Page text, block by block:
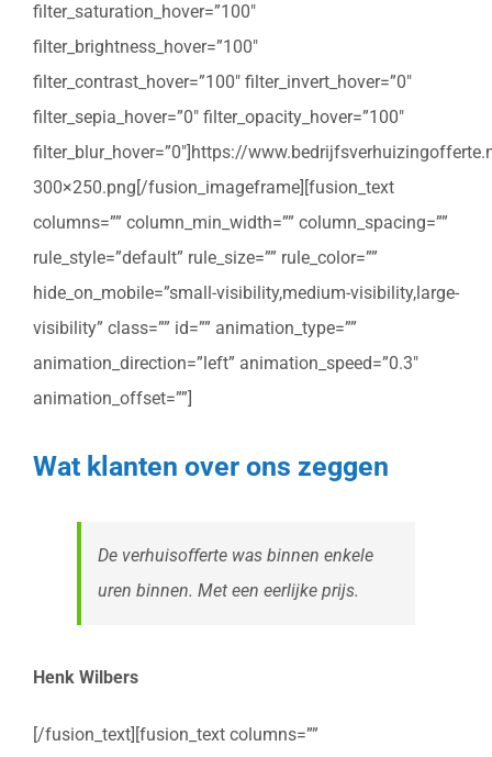
filter_saturation_hover=”100″
filter_brightness_hover=”100″
filter_contrast_hover=”100″ filter_invert_hover=”0″
filter_sepia_hover=”0″ filter_opacity_hover=”100″
filter_blur_hover=”0″]https://
300×250.png[/fusion_imageframe][fusion_text
columns=”” column_min_width=”” column_spacing=””
rule_style=”default” rule_size=”” rule_color=””
hide_on_mobile=”small-visibility,medium-visibility,large-
visibility” class=”” id=”” animation_type=””
animation_direction=”left” animation_speed=”0.3″
animation_offset=””]
Wat klanten over ons zeggen
De verhuisofferte was binnen enkele
uren binnen. Met een eerlijke prijs.
Henk Wilbers
[/fusion_text][fusion_text columns=””